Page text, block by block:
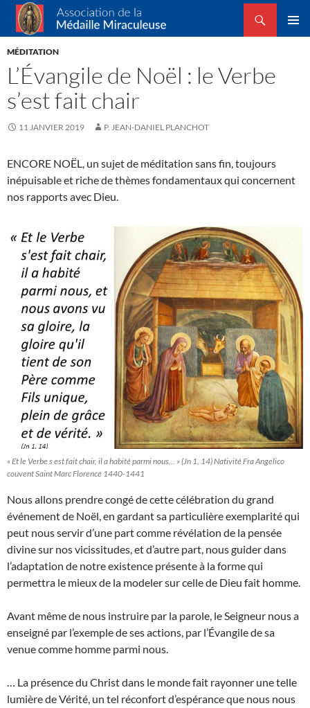
Association de la Médaille Miraculeuse
Recherche
ALLER
AU
MÉDITATION
L’Évangile de Noël : le Verbe
s’est fait chair
11 JANVIER 2019 P. JEAN-DANIEL PLANCHOT
ENCORE NOËL, un sujet de méditation sans fin, toujours
inépuisable et riche de thèmes fondamentaux qui concernent
nos rapports avec Dieu.
« Et le Verbe s est fait chair, il a habité parmi nous… » (Jn 1, 14) Nativité Fra Angelico
couvent Saint Marc Florence 1440-1441
Nous allons prendre congé de cette célébration du grand
événement de Noël, en gardant sa particulière exemplarité qui
peut nous servir d’une part comme révélation de la pensée
divine sur nos vicissitudes, et d’autre part, nous guider dans
l’adaptation de notre existence présente à la forme qui
permettra le mieux de la modeler sur celle de Dieu fait homme.
Avant même de nous instruire par la parole, le Seigneur nous a
enseigné par l’exemple de ses actions, par l’Évangile de sa
venue comme homme parmi nous.
… La présence du Christ dans le monde fait rayonner une telle
lumière de Vérité, un tel réconfort d’espérance que nous nous